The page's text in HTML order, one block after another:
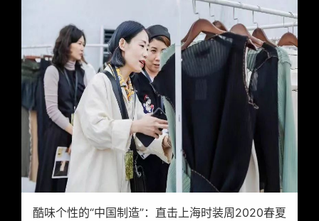
酷味个性的“中国制造”：直击上海时装周2020春夏